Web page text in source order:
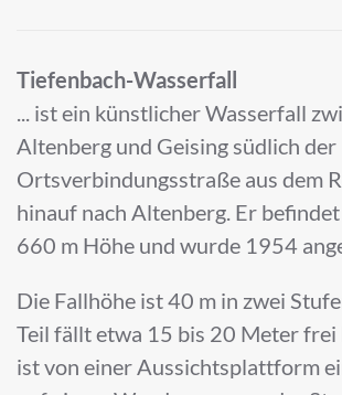
Tiefenbach-Wasserfall
... ist ein künstlicher Wasserfall
Altenberg und Geising südlich der
Ortsverbindungsstraße aus dem
hinauf nach Altenberg. Er befindet
660 m Höhe und wurde 1954
Die Fallhöhe ist 40 m in zwei
Teil fällt etwa 15 bis 20 Meter
ist von einer Aussichtsplattform